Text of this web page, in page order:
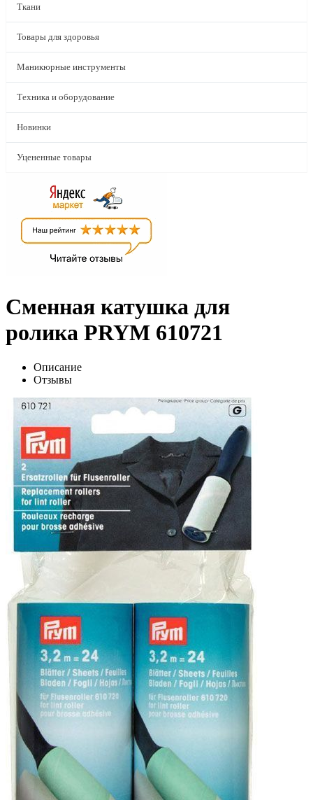
Ткани
Товары для здоровья
Маникюрные инструменты
Техника и оборудование
Новинки
Уцененные товары
Сменная катушка для
ролика PRYM 610721
Описание
Отзывы